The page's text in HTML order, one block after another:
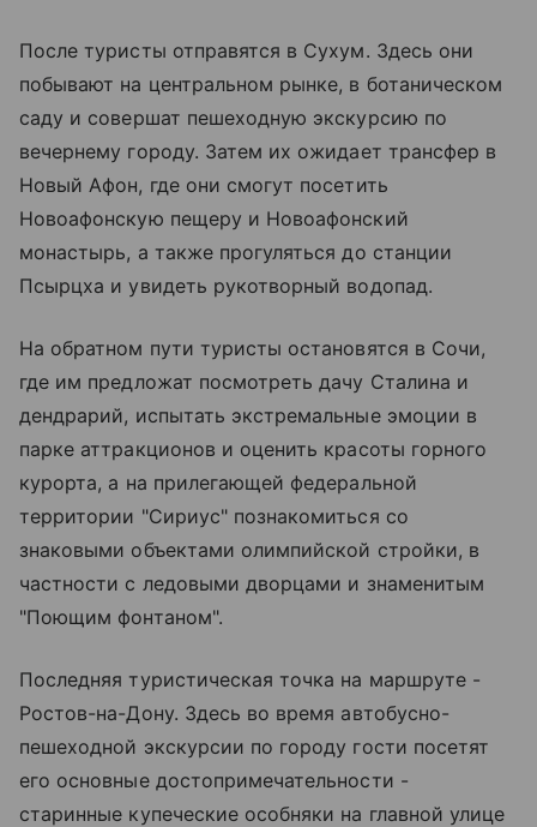
После туристы отправятся в Сухум. Здесь они
побывают на центральном рынке, в ботаническом
саду и совершат пешеходную экскурсию по
вечернему городу. Затем их ожидает трансфер в
Новый Афон, где они смогут посетить
Новоафонскую пещеру и Новоафонский
монастырь, а также прогуляться до станции
Псырцха и увидеть рукотворный водопад.
На обратном пути туристы остановятся в Сочи,
где им предложат посмотреть дачу Сталина и
дендрарий, испытать экстремальные эмоции в
парке аттракционов и оценить красоты горного
курорта, а на прилегающей федеральной
территории "Сириус" познакомиться со
знаковыми объектами олимпийской стройки, в
частности с ледовыми дворцами и знаменитым
"Поющим фонтаном".
Последняя туристическая точка на маршруте -
Ростов-на-Дону. Здесь во время автобусно-
пешеходной экскурсии по городу гости посетят
его основные достопримечательности -
старинные купеческие особняки на главной улице